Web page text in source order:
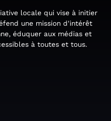
locale qui vise à initier
une mission d'intérêt
éduquer aux médias et
à toutes et tous.